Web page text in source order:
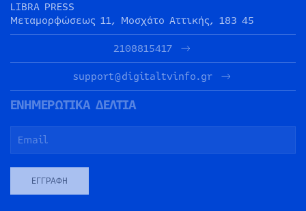
LIBRA PRESS
Μεταμορφώσεως 11, Μοσχάτο Αττικής, 183 45
2108815417
support@digitaltvinfo.gr
ΕΝΗΜΕΡΩΤΙΚΑ ΔΕΛΤΙΑ
ΕΓΓΡΑΦΉ